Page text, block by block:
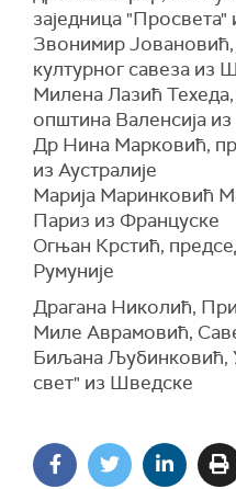
заједница
Звонимир
културног савеза из
Милена Лазић
општина Валенсија
Др Нина Марковић,
из Аустралије
Марија Маринковић
Париз из Француске
Огњан Крстић,
Румуније
Драгана Николић,
Миле Аврамовић,
Биљана
свет" из Шведске